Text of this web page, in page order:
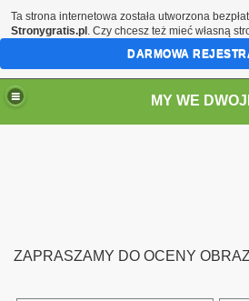
MY WE
ZAPRASZAMY DO OCENY
Ta strona internetowa została utworzona
Stronygratis.pl . Czy chcesz też mieć własną
DARMOWA